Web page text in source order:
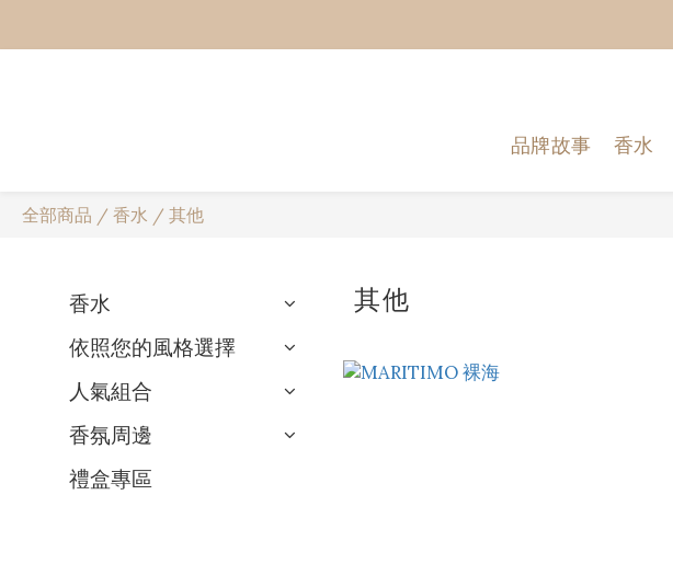
品牌故事 香水
全部商品 / 香水 / 其他
香水
依照您的風格選擇
人氣組合
香氛周邊
禮盒專區
其他